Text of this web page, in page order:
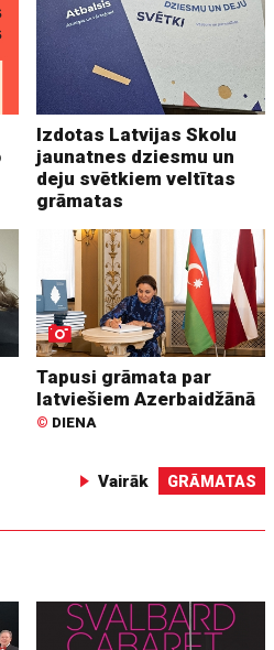
Izdotas Latvijas Skolu
jaunatnes dziesmu un
deju svētkiem veltītas
grāmatas
Tapusi grāmata par
latviešiem Azerbaidžānā
© DIENA
Vairāk GRĀMATAS